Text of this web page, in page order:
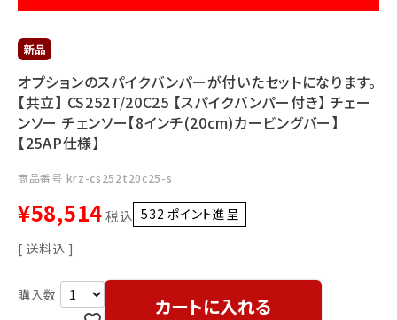
FAXでのご注文
0739-72-4532
オプションのスパイクバンパーが付いたセットになります。
【共立】 CS252T/20C25 【スパイクバンパー付き】 チェー
ンソー チェンソー【8インチ(20cm)カービングバー】
【25AP仕様】
商品番号 krz-cs252t20c25-s
¥58,514税込 532 ポイント進呈 ]
送料込
カートに入れる